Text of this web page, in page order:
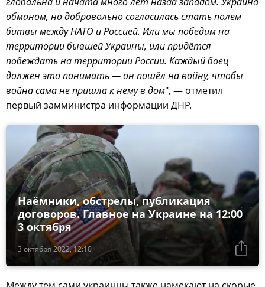
обманом, но добровольно согласилась стать полем
битвы между НАТО и Россией. Или мы победим на
территории бывшей Украины, или придётся
побеждать на территории России. Каждый боец
должен это понимать — он пошёл на войну, чтобы
война сама не пришла к нему в дом", — отметил
первый замминистра информации ДНР.
3 октября 2022, 12:10
Наёмники, обстрелы, публикация
договоров. Главное на Украине на 12:00
3 октября